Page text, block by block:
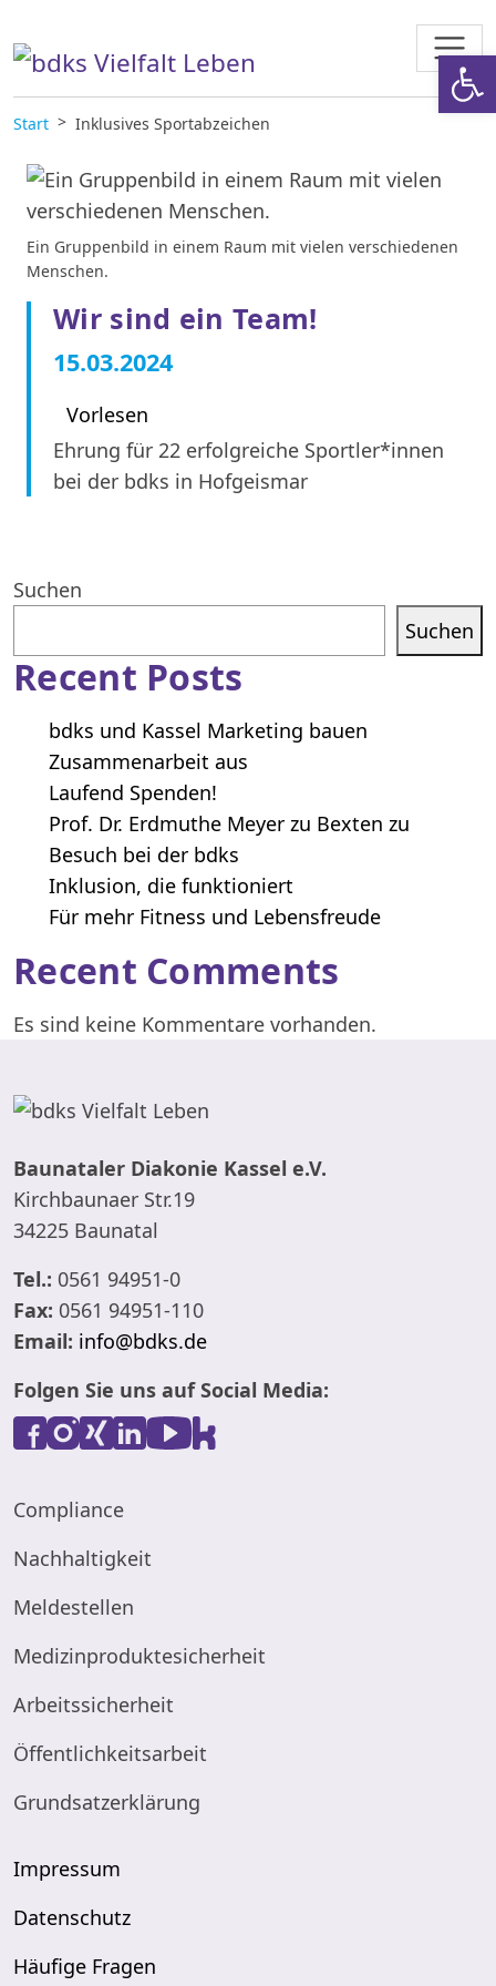
Start Inklusives Sportabzeichen
Ein Gruppenbild in einem Raum mit vielen verschiedenen
Menschen.
Wir sind ein Team!
15.03.2024
Vorlesen
Ehrung für 22 erfolgreiche Sportler*innen
bei der bdks in Hofgeismar
Suchen
Suchen
Recent Posts
bdks und Kassel Marketing bauen
Zusammenarbeit aus
Laufend Spenden!
Prof. Dr. Erdmuthe Meyer zu Bexten zu
Besuch bei der bdks
Inklusion, die funktioniert
Für mehr Fitness und Lebensfreude
Recent Comments
Es sind keine Kommentare vorhanden.
Baunataler Diakonie Kassel e.V.
Kirchbaunaer Str.19
34225 Baunatal
Tel.: 0561 94951-0
Fax: 0561 94951-110
Email: info@bdks.de
Folgen Sie uns auf Social Media:
Compliance
Nachhaltigkeit
Meldestellen
Medizinproduktesicherheit
Arbeitssicherheit
Öffentlichkeitsarbeit
Grundsatzerklärung
Impressum
Datenschutz
Häufige Fragen